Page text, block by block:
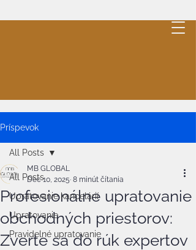
Príspevok
All Posts
Upratovanie kancelárií
Upratovanie
Pravidelné upratovanie
All Posts
Profesionálne upratovanie
obchodných priestorov:
Zverte sa do rúk expertov
MB GLOBAL
Dec 10, 2025 8 minút čítania